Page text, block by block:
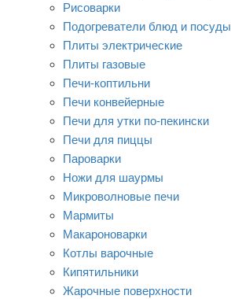
Рисоварки
Подогреватели блюд и посуды
Плиты электрические
Плиты газовые
Печи-коптильни
Печи конвейерные
Печи для утки по-пекински
Печи для пиццы
Пароварки
Ножи для шаурмы
Микроволновые печи
Мармиты
Макароноварки
Котлы варочные
Кипятильники
Жарочные поверхности